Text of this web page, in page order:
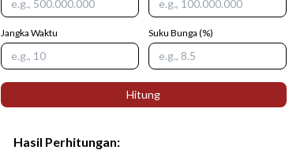
Jangka Waktu Suku Bunga (%)
Hitung
Hasil Perhitungan: